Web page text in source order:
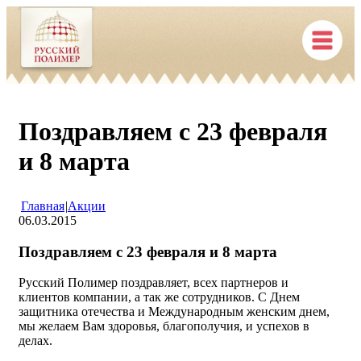
Поздравляем с 23 февраля
и 8 марта
Главная|Акции
06.03.2015
Поздравляем с 23 февраля и 8 марта
Русский Полимер поздравляет, всех партнеров и
клиентов компании, а так же сотрудников. С Днем
защитника отечества и Международным женским днем,
мы желаем Вам здоровья, благополучия, и успехов в
делах.